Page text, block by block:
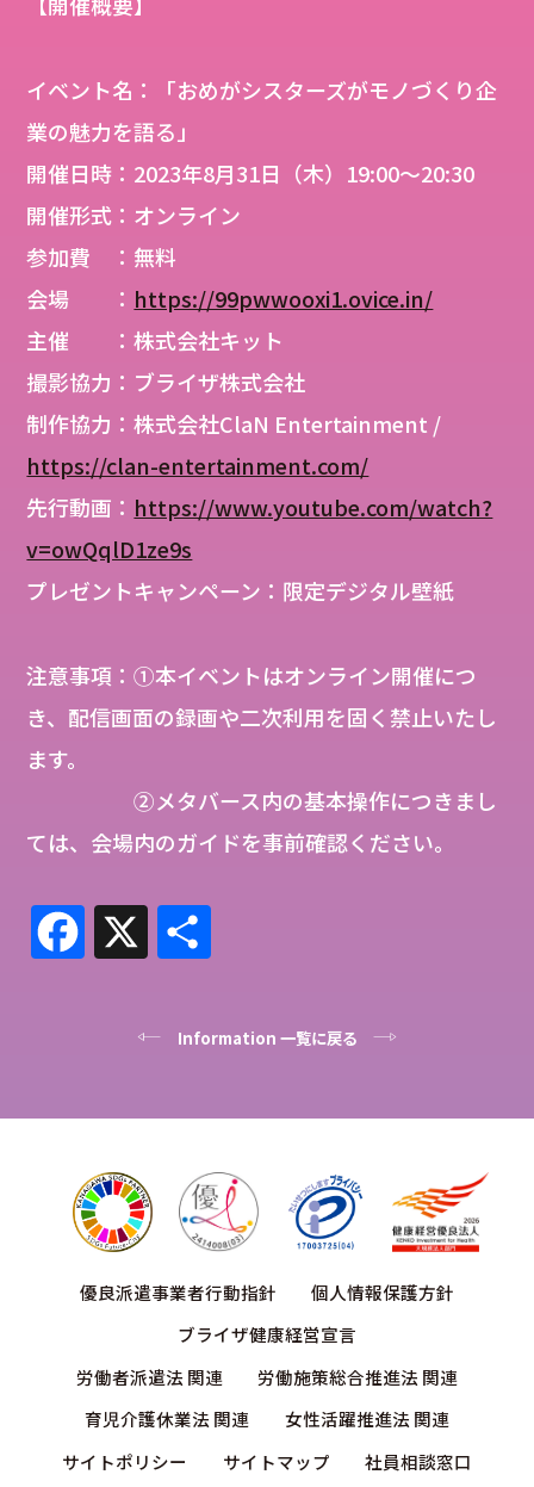
イベント名：「おめがシスターズがモノづくり企
業の魅力を語る」
開催日時：2023年8月31日（木）19:00〜20:30
開催形式：オンライン
参加費 ：無料
会場 ： https://99pwwooxi1.ovice.in/
主催 ：株式会社キット
撮影協力：ブライザ株式会社
制作協力：株式会社ClaN Entertainment /
https://clan-entertainment.com/
先行動画： https://www.youtube.com/watch?
v=owQqlD1ze9s
プレゼントキャンペーン：限定デジタル壁紙
注意事項：①本イベントはオンライン開催につ
き、配信画面の録画や二次利用を固く禁止いたし
ます。
➁メタバース内の基本操作につきまし
ては、会場内のガイドを事前確認ください。
Fa
X
Information 一覧に戻る
優良派遣事業者行動指針
個人情報保護方針
ブライザ健康経営宣言
労働者派遣法 関連
労働施策総合推進法 関連
育児介護休業法 関連
女性活躍推進法 関連
サイトポリシー
サイトマップ 社員相談窓口